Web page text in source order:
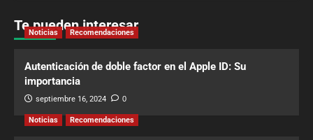
Te pueden interesar
Noticias Recomendaciones
Autenticación de doble factor en el Apple ID: Su
importancia
septiembre 16, 2024 0
Noticias Recomendaciones